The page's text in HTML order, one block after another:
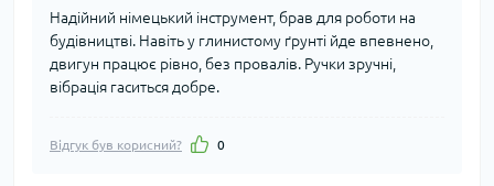
Надійний німецький інструмент, брав для роботи на
будівництві. Навіть у глинистому ґрунті йде впевнено,
двигун працює рівно, без провалів. Ручки зручні,
вібрація гаситься добре.
Відгук був корисний? 0